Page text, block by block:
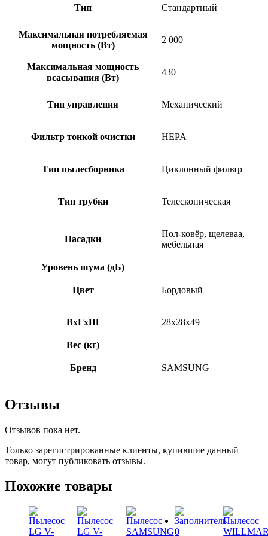
Тип Стандартный
Максимальная потребляемая
мощность (Вт)
2 000
Максимальная мощность
всасывания (Вт)
430
Тип управления Механический
Фильтр тонкой очистки HEPA
Тип пылесборника Циклонный фильтр
Тип трубки Телескопическая
Насадки
Пол-ковёр, щелеваа,
мебельная
Уровень шума (дБ)
Цвет Бордовый
ВхГхШ 28х28х49
Вес (кг)
Бренд SAMSUNG
Отзывы
Отзывов пока нет.
Только зарегистрированные клиенты, купившие данный
товар, могут публиковать отзывы.
Похожие товары
0